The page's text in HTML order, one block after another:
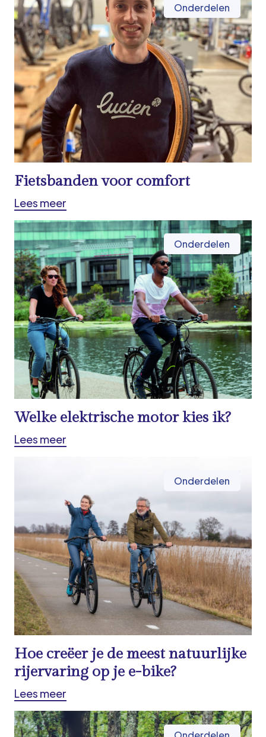
Onderdelen
Fietsbanden voor comfort
Lees meer
Onderdelen
Welke elektrische motor kies ik?
Lees meer
Onderdelen
Hoe creëer je de meest natuurlijke
rijervaring op je e-bike?
Lees meer